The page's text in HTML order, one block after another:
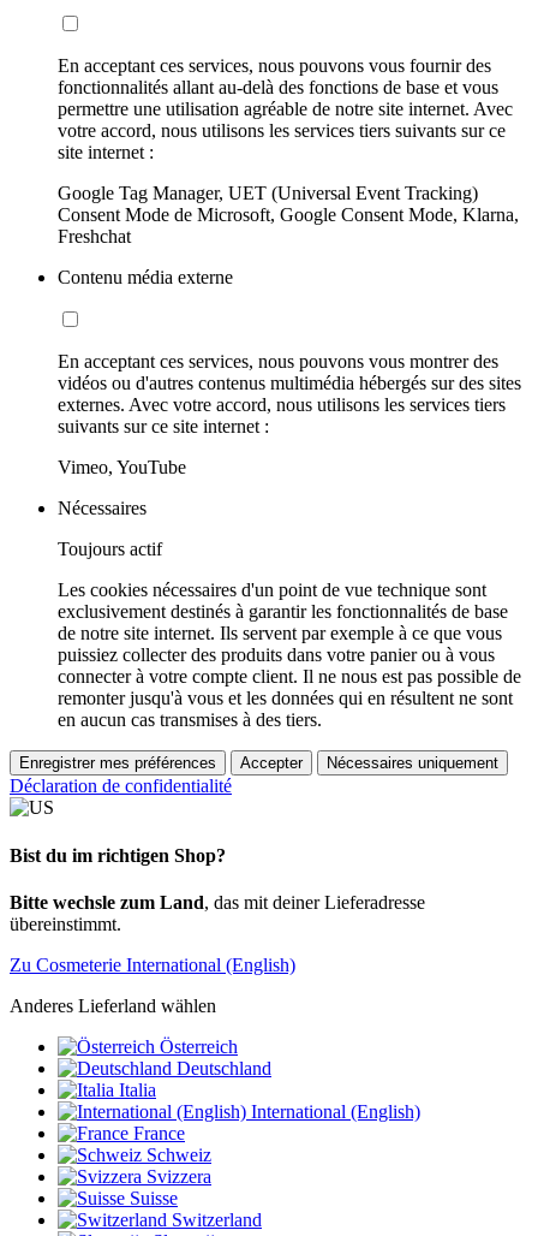
En acceptant ces services, nous pouvons vous fournir des
fonctionnalités allant au-delà des fonctions de base et vous
permettre une utilisation agréable de notre site internet. Avec
votre accord, nous utilisons les services tiers suivants sur ce
site internet :
Google Tag Manager, UET (Universal Event Tracking)
Consent Mode de Microsoft, Google Consent Mode, Klarna,
Freshchat
Contenu média externe
En acceptant ces services, nous pouvons vous montrer des
vidéos ou d'autres contenus multimédia hébergés sur des sites
externes. Avec votre accord, nous utilisons les services tiers
suivants sur ce site internet :
Vimeo, YouTube
Nécessaires
Toujours actif
Les cookies nécessaires d'un point de vue technique sont
exclusivement destinés à garantir les fonctionnalités de base
de notre site internet. Ils servent par exemple à ce que vous
puissiez collecter des produits dans votre panier ou à vous
connecter à votre compte client. Il ne nous est pas possible de
remonter jusqu'à vous et les données qui en résultent ne sont
en aucun cas transmises à des tiers.
Enregistrer mes préférences Accepter Nécessaires uniquement
Déclaration de confidentialité
Bist du im richtigen Shop?
Bitte wechsle zum Land, das mit deiner Lieferadresse
übereinstimmt.
Zu Cosmeterie International (English)
Anderes Lieferland wählen
Österreich
Deutschland
Italia
International (English)
France
Schweiz
Svizzera
Suisse
Switzerland